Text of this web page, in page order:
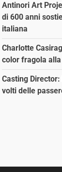
Antinori Art
di 600 anni
italiana
Charlotte
color fragola
Casting
volti delle